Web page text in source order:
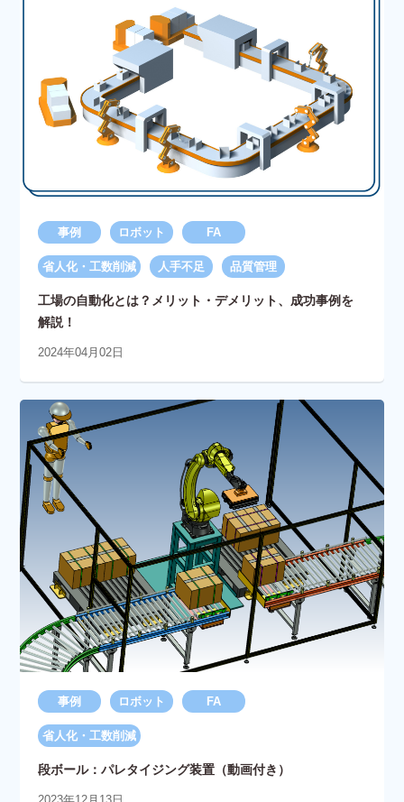
事例 ロボット FA
省人化・工数削減 人手不足 品質管理
工場の自動化とは？メリット・デメリット、成功事例を
解説！
2024年04月02日
事例 ロボット FA
省人化・工数削減
段ボール：パレタイジング装置（動画付き）